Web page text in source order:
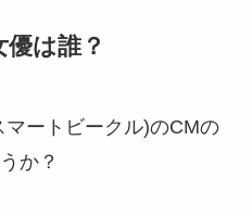
は誰？
ートビークル)のCMの
か？